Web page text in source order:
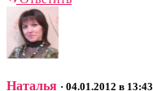
Наталья · 04.01.2012 в 13:43